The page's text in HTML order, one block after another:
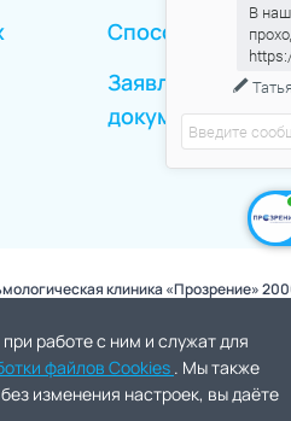
Способы оплаты
Заявление о
документов
клиника «Прозрение»
СПЕЦИАЛИСТА
работе с ним и служат для
файлов Cookies . Мы также
изменения настроек, вы даёте
В